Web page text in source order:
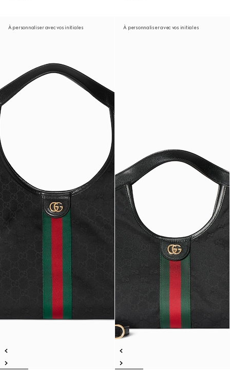
À personnaliser avec vos initiales À personnaliser avec vos initiales